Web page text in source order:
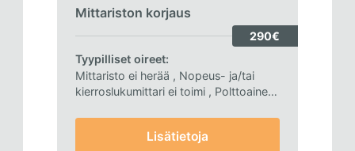
Mittariston korjaus
290€
Tyypilliset oireet:
Mittaristo ei herää , Nopeus- ja/tai
kierroslukumittari ei toimi , Polttoaine-
väyläyhteydestä
testeriyhteyttäLisätietoja